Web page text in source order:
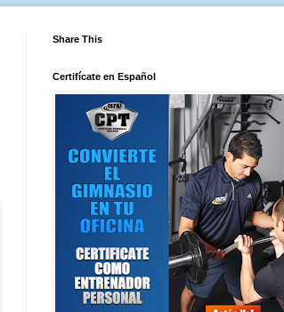
Share This
Certifícate en Español